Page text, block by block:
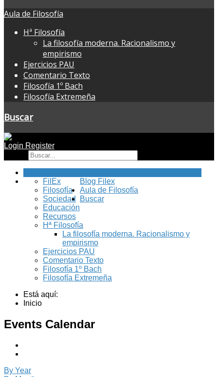
Aula de Filosofía
Hª Filosofía
La filosofía moderna. Racionalismo y
empirismo
Ejercicios PAU
Comentario Texto
Filosofía 1º Bach
Filosofía Extremeña
Buscar
Login Register
Blog Filex
FilEx
Filosofía
Sociedad
Educación
Recursos
Aula de Filosofía
Hª Filosofía
La filosofía moderna. Racionalismo y
empirismo
Ejercicios PAU
Comentario Texto
Filosofía 1º Bach
Filosofía Extremeña
Buscar
Está aquí:
Inicio
Events Calendar
By Year